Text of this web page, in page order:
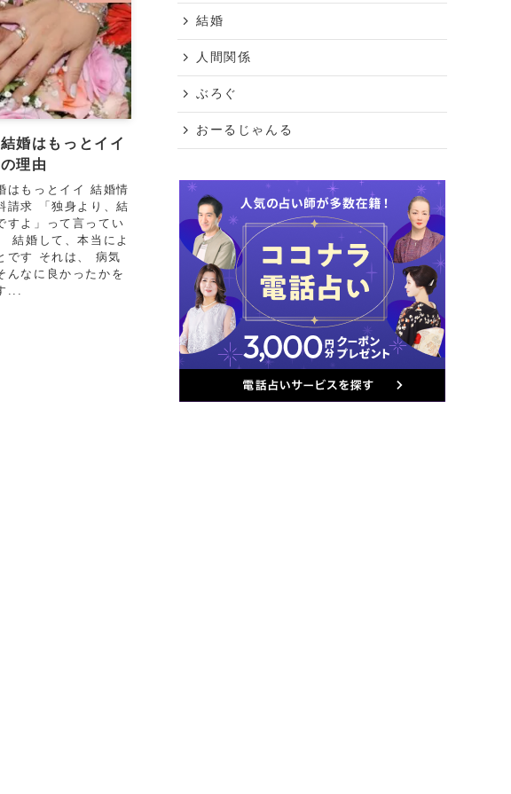
婚はもっとイイ
理由
はもっとイイ 結婚情
求 「独身より、結
すよ」って言ってい
結婚して、本当によ
です それは、 病気
んなに良かったかを
...
結婚
人間関係
ぶろぐ
おーるじゃんる